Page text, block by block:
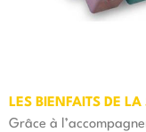
LES BIENFAITS DE LA
Grâce à